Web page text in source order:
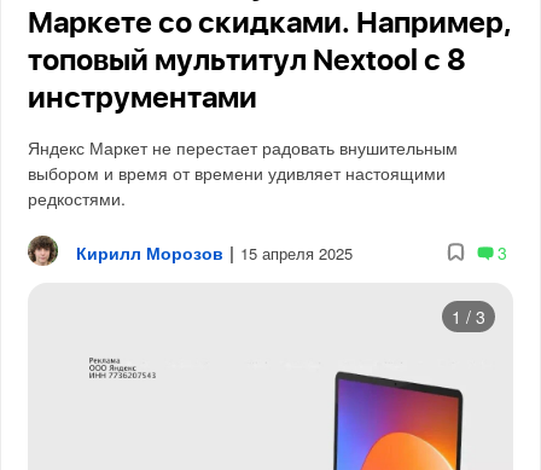
Маркете со скидками. Например,
топовый мультитул Nextool с 8
инструментами
Яндекс Маркет не перестает радовать внушительным
выбором и время от времени удивляет настоящими
редкостями.
Кирилл Морозов | 15 апреля 2025 3
1 / 3